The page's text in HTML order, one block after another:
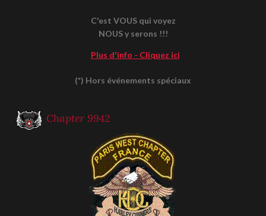
C'est VOUS qui voyez
NOUS y serons !!!
Plus d'info - Cliquez ici
(*) Hors événements spéciaux
Chapter 9942